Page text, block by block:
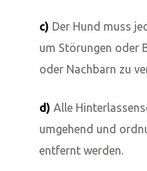
c) Der Hund muss
um Störungen oder
oder Nachbarn zu
d) Alle
umgehend und
entfernt werden.